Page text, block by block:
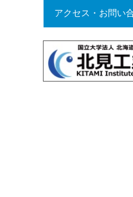
アクセス・お問い